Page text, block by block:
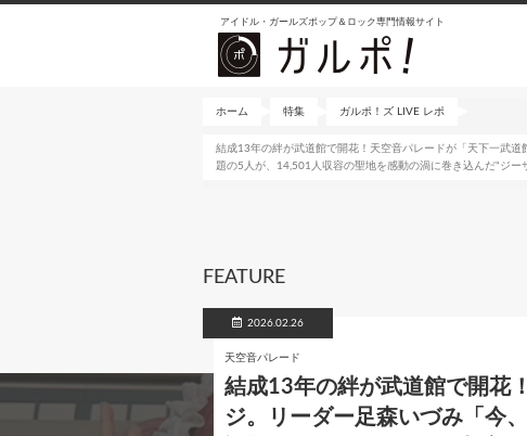
アイドル・ガールズポップ＆ロック専門情報サイト
ホーム 特集 ガルポ！ズ LIVE レポ
結成13年の絆が武道館で開花！天空音パレードが「天下一武
題の5人が、14,501人収容の聖地を感動の渦に巻き込んだ“ジー
FEATURE
2026.02.26
天空音パレード
結成13年の絆が武道館で開花
ジ。リーダー足森いづみ「今